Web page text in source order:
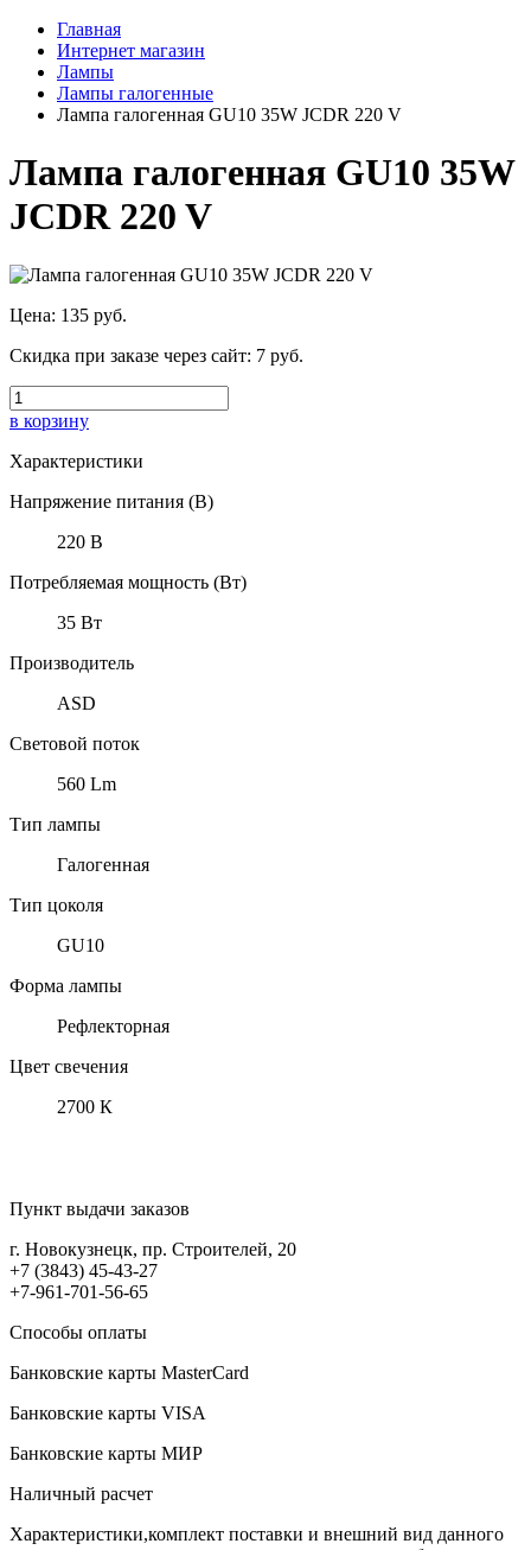
Главная
Интернет магазин
Лампы
Лампы галогенные
Лампа галогенная GU10 35W JCDR 220 V
Лампа галогенная GU10 35W
JCDR 220 V
Цена: 135 руб.
Скидка при заказе через сайт: 7 руб.
в корзину
Характеристики
Напряжение питания (В)
220 В
Потребляемая мощность (Вт)
35 Вт
Производитель
ASD
Световой поток
560 Lm
Тип лампы
Галогенная
Тип цоколя
GU10
Форма лампы
Рефлекторная
Цвет свечения
2700 К
Пункт выдачи заказов
г. Новокузнецк, пр. Строителей, 20
+7 (3843) 45-43-27
+7-961-701-56-65
Способы оплаты
Банковские карты MasterCard
Банковские карты VISA
Банковские карты МИР
Наличный расчет
Характеристики,комплект поставки и внешний вид данного